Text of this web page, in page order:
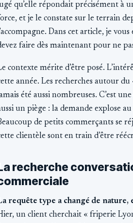
qu’elle répondait précisément à
et je le constate sur le terrain
Dans cet article, je
faire dès maintenant pour ne
contexte mérite d’être posé.
année. Les recherches autour
été aussi nombreuses. C’est
un piège : la demande explose
de petits commerçants se
clientèle sont en train d’être
recherche
requête type a changé de
un client cherchait « friperie